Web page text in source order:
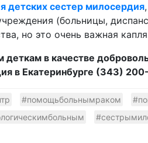
детских сестер милосердия
(больницы,
но это очень важная
в качестве
в Екатеринбурге (343)
#помощьбольнымраком